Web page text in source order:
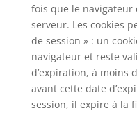
fois que le navigateur
serveur. Les cookies
de session » : un
navigateur et reste
d’expiration, à moins
avant cette date
session, il expire à la